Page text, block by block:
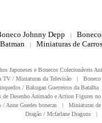
Johnny Depp |
| Miniaturas de
Japoneses e Bonecos Colecionáveis
TV / Miniaturas da Televisão |
/ Bakugan Guerreiros da Batalha
de Desenho Animado e Action Figures
/ Anne Guedes bonecas |
Miniaturas
Dragão / Mcfarlane Dragons
|